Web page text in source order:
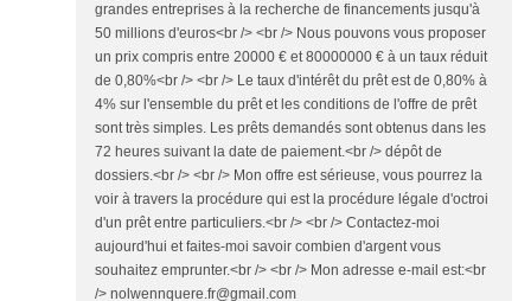
grandes entreprises à la recherche de financements jusqu'à
50 millions d'euros<br /> <br /> Nous pouvons vous proposer
un prix compris entre 20000 € et 80000000 € à un taux réduit
de 0,80%<br /> <br /> Le taux d'intérêt du prêt est de 0,80% à
4% sur l'ensemble du prêt et les conditions de l'offre de prêt
sont très simples. Les prêts demandés sont obtenus dans les
72 heures suivant la date de paiement.<br /> dépôt de
dossiers.<br /> <br /> Mon offre est sérieuse, vous pourrez la
voir à travers la procédure qui est la procédure légale d'octroi
d'un prêt entre particuliers.<br /> <br /> Contactez-moi
aujourd'hui et faites-moi savoir combien d'argent vous
souhaitez emprunter.<br /> <br /> Mon adresse e-mail est:<br
/> nolwennquere.fr@gmail.com